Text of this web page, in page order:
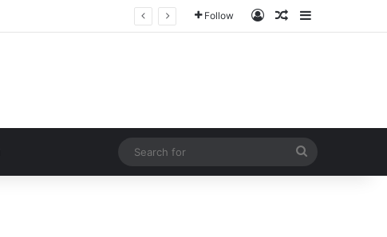
Follow Log InRandom Article
Sidebar
for